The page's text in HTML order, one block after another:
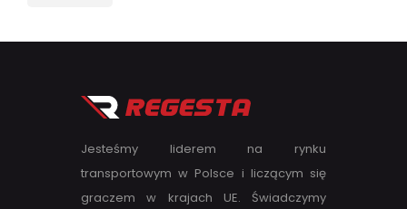
Jesteśmy liderem na rynku
transportowym w Polsce i liczącym się
graczem w krajach UE. Świadczymy